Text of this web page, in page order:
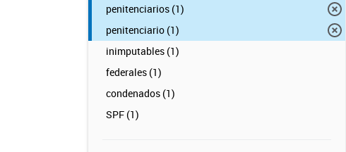
penitenciarios (1)
penitenciario (1)
inimputables (1)
federales (1)
condenados (1)
SPF (1)